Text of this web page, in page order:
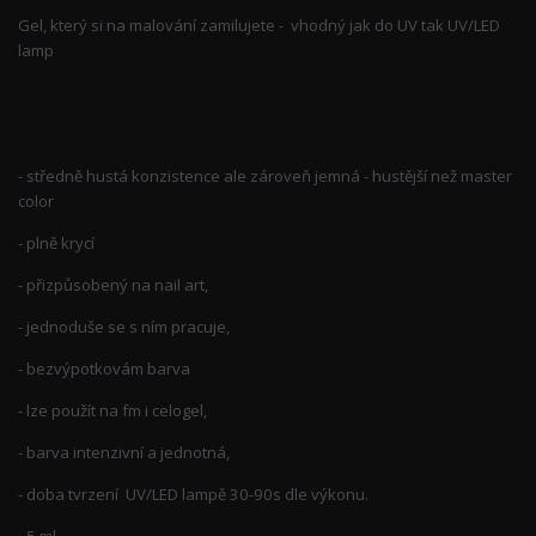
Gel, který si na malování zamilujete - vhodný jak do UV tak UV/LED
lamp
- středně hustá konzistence ale zároveň jemná - hustější než master
color
- plně krycí
- přizpůsobený na nail art,
- jednoduše se s ním pracuje,
- bezvýpotkovám barva
- lze použít na fm i celogel,
- barva intenzivní a jednotná,
- doba tvrzení UV/LED lampě 30-90s dle výkonu.